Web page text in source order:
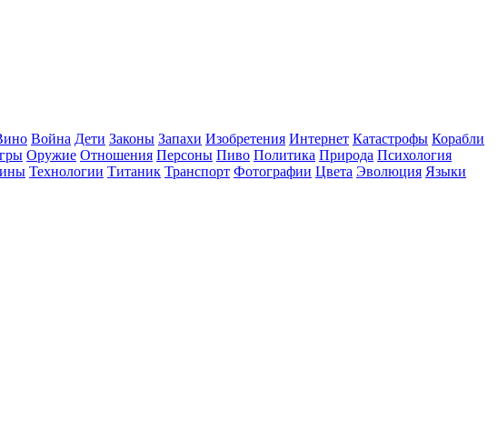
Война Дети Законы Запахи Изобретения Интернет Катастрофы Корабли
Оружие Отношения Персоны Пиво Политика Природа Психология
Технологии Титаник Транспорт Фотографии Цвета Эволюция Языки